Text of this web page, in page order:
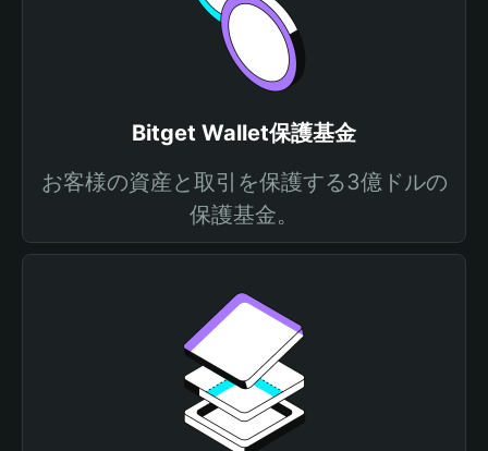
Bitget Wallet保護基金
お客様の資産と取引を保護する3億ドルの
保護基金。